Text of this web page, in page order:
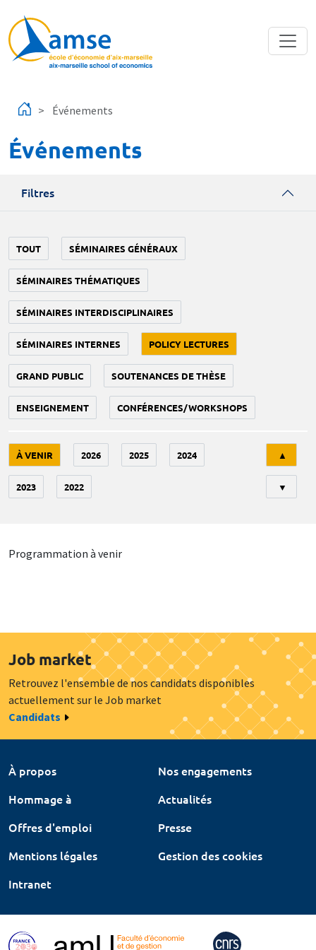
Événements
Événements
Filtres
TOUT SÉMINAIRES GÉNÉRAUX
SÉMINAIRES THÉMATIQUES
SÉMINAIRES INTERDISCIPLINAIRES
SÉMINAIRES INTERNES POLICY LECTURES
GRAND PUBLIC SOUTENANCES DE THÈSE
ENSEIGNEMENT CONFÉRENCES/WORKSHOPS
À VENIR 2026 2025 2024
2023 2022
▲
▼
Programmation à venir
Job market
Retrouvez l'ensemble de nos candidats disponibles
actuellement sur le Job market
Candidats
À propos
Nos engagements
Hommage à
Actualités
Offres d'emploi
Presse
Mentions légales
Gestion des cookies
Intranet